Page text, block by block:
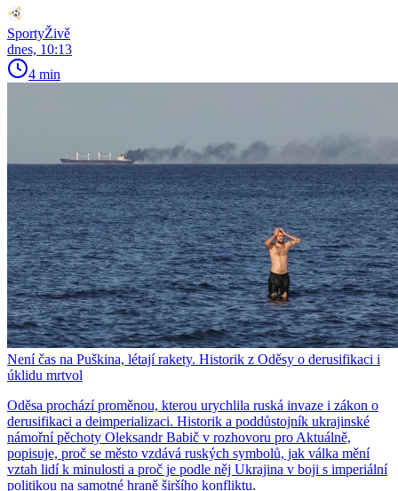
SportyŽivě
dnes, 10:13
4 min
Není čas na Puškina, létají rakety. Historik z Oděsy o derusifikaci i
úklidu mrtvol
Oděsa prochází proměnou, kterou urychlila ruská invaze i zákon o
derusifikaci a deimperializaci. Historik a poddůstojník ukrajinské
námořní pěchoty Oleksandr Babič v rozhovoru pro Aktuálně,
popisuje, proč se město vzdává ruských symbolů, jak válka mění
vztah lidí k minulosti a proč je podle něj Ukrajina v boji s imperiální
politikou na samotné hraně širšího konfliktu.